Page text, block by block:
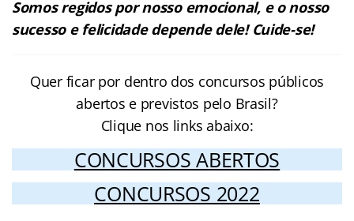
Somos regidos por nosso emocional, e o nosso
sucesso e felicidade depende dele! Cuide-se!
Quer ficar por dentro dos concursos públicos
abertos e previstos pelo Brasil?
Clique nos links abaixo:
CONCURSOS ABERTOS
CONCURSOS 2022